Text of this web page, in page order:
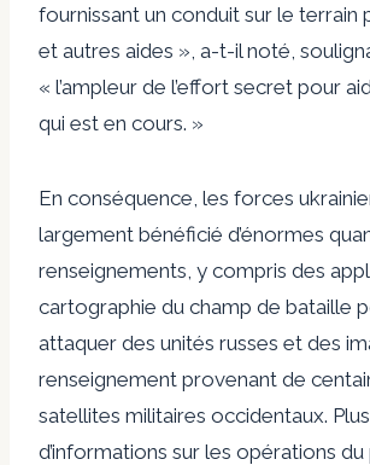
fournissant un conduit sur le terrain
et autres aides », a-t-il noté,
« l’ampleur de l’effort secret pour
qui est en cours. »
En conséquence, les forces
largement bénéficié d’énormes
renseignements, y compris des
cartographie du champ de bataille
attaquer des unités russes et des
renseignement provenant de
satellites militaires occidentaux. Plus
d’informations sur les opérations